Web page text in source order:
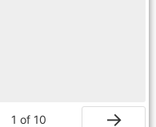
1 of 10